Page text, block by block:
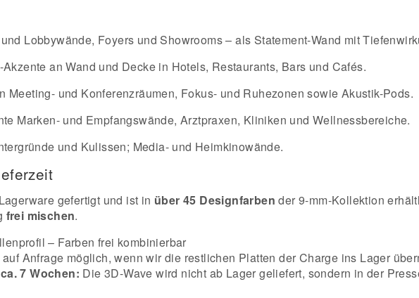
Lobbywände, Foyers und Showrooms – als Statement-Wand mit
an Wand und Decke in Hotels, Restaurants, Bars und Cafés.
Meeting- und Konferenzräumen, Fokus- und Ruhezonen sowie Akustik-Pods.
Marken- und Empfangswände, Arztpraxen, Kliniken und Wellnessbereiche.
und Kulissen; Media- und Heimkinowände.
gefertigt und ist in über 45 Designfarben der 9-mm-Kollektion
frei mischen.
– Farben frei kombinierbar
auf Anfrage möglich, wenn wir die restlichen Platten der Charge ins Lager
7 Wochen: Die 3D-Wave wird nicht ab Lager geliefert, sondern in der